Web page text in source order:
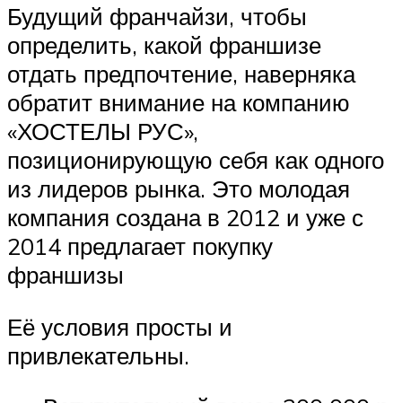
Будущий франчайзи, чтобы
определить, какой франшизе
отдать предпочтение, наверняка
обратит внимание на компанию
«ХОСТЕЛЫ РУС»,
позиционирующую себя как одного
из лидеров рынка. Это молодая
компания создана в 2012 и уже с
2014 предлагает покупку
франшизы
Её условия просты и
привлекательны.